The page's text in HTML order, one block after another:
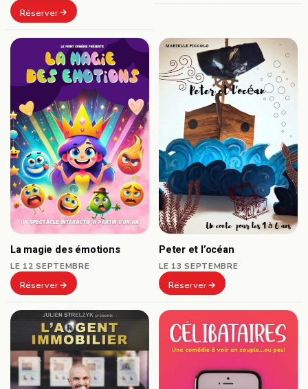
Réserver
La magie des émotions
LE 12 SEPTEMBRE
Réserver
Peter et l’océan
LE 13 SEPTEMBRE
Réserver